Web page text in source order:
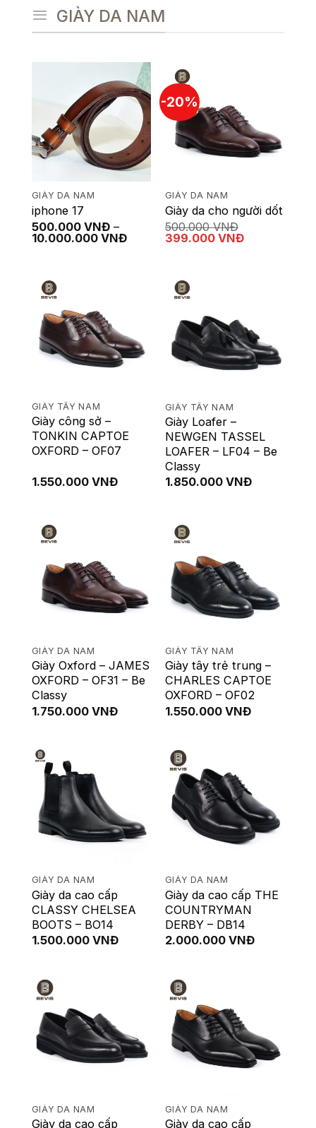
GIÀY DA NAM
GIÀY DA NAM
iphone 17
500.000 VNĐ –
10.000.000 VNĐKhoảng
10.000.000 VNĐ
-20%
GIÀY DA NAM
Giày da cho người dốt
500.000VNĐ
Giá
399.000 VNĐGiá
GIÀY TÂY NAM
Giày công sở –
TONKIN CAPTOE
OXFORD – OF07
1.550.000 VNĐ
GIÀY TÂY NAM
Giày Loafer –
NEWGEN TASSEL
LOAFER – LF04 – Be
Classy
1.850.000 VNĐ
GIÀY DA NAM
Giày Oxford – JAMES
OXFORD – OF31 – Be
Classy
1.750.000 VNĐ
GIÀY TÂY NAM
Giày tây trẻ trung –
CHARLES CAPTOE
OXFORD – OF02
1.550.000 VNĐ
GIÀY DA NAM
Giày da cao cấp
CLASSY CHELSEA
BOOTS – BO14
1.500.000 VNĐ
GIÀY DA NAM
Giày da cao cấp THE
COUNTRYMAN
DERBY – DB14
2.000.000 VNĐ
GIÀY DA NAM
Giày da cao cấp
GIÀY DA NAM
Giày da cao cấp